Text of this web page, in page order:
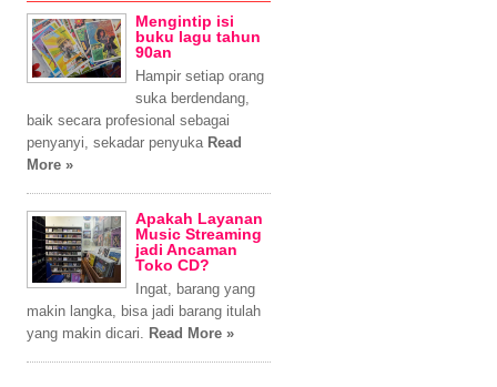
Mengintip isi
buku lagu tahun
90an
Hampir setiap orang
suka berdendang,
baik secara profesional sebagai
penyanyi, sekadar penyuka Read
More »
Apakah Layanan
Music Streaming
jadi Ancaman
Toko CD?
Ingat, barang yang
makin langka, bisa jadi barang itulah
yang makin dicari.
Read More »